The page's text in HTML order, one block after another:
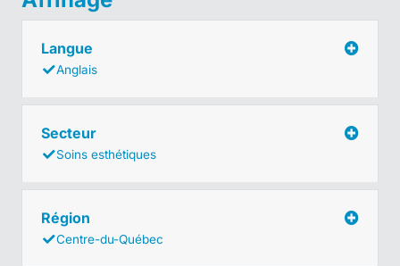
Langue
Anglais
Secteur
Soins esthétiques
Région
Centre-du-Québec